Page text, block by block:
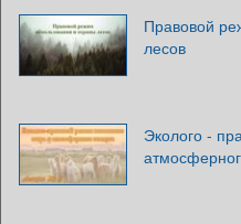
Правовой
лесов
Эколого -